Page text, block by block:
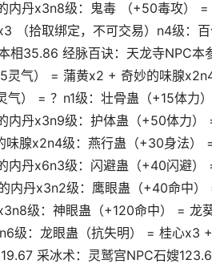
内丹x3n8级：鬼毒 （+50毒攻）
（拾取绑定，不可交易）n4级：
相35.86 经脉百诀：天龙寺NPC本
灵气） = 蒲黄x2 + 奇妙的味腺
气） = ？n1级：壮骨蛊（+15体力
内丹x3n9级：护体蛊（+50体力
味腺x2n4级：燕行蛊（+30身法
内丹x6n3级：闪避蛊（+40闪避
内丹x3n2级：鹰眼蛊（+40命中
级：神眼蛊（+120命中） = 龙
级：龙眼蛊（抗失明） = 桂心x3
采冰术：灵鹫宫NPC石嫂